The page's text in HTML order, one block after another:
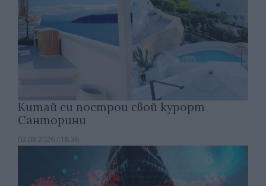
Китай си построи свой курорт
Санторини
03.08.2026 / 18:36